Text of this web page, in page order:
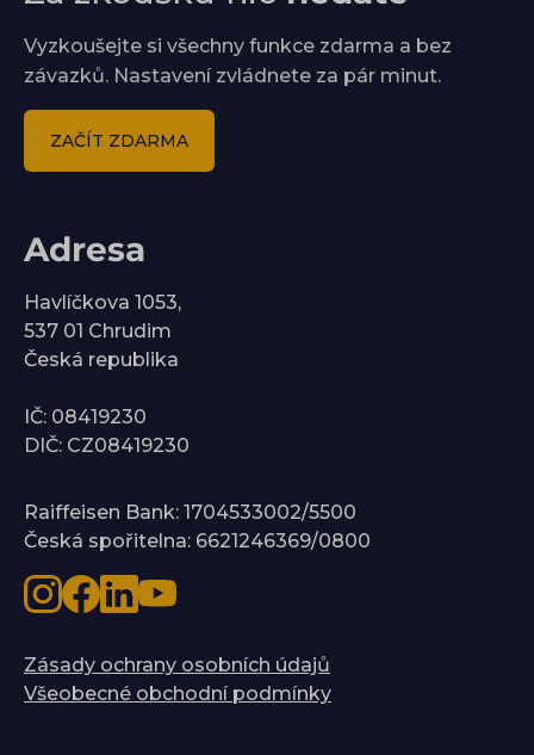
Vyzkoušejte si všechny funkce zdarma a bez
závazků. Nastavení zvládnete za pár minut.
ZAČÍT ZDARMA
Adresa
Havlíčkova 1053,
537 01 Chrudim
Česká republika
IČ: 08419230
DIČ: CZ08419230
Raiffeisen Bank: 1704533002/5500
Česká spořitelna: 6621246369/0800
Zásady ochrany osobních údajů
Všeobecné obchodní podmínky